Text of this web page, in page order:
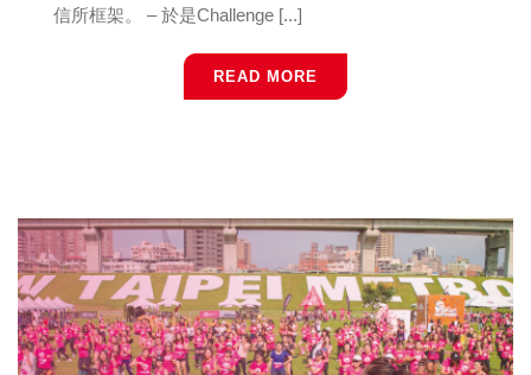
信所框架。 – 於是Challenge [...]
READ MORE